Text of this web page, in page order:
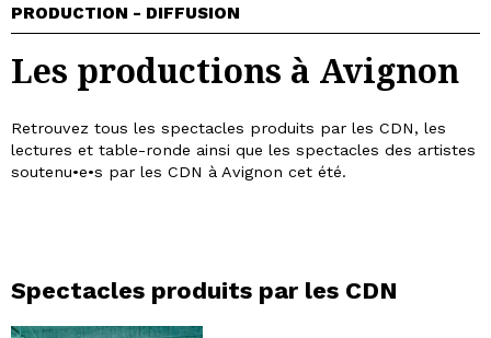
PRODUCTION - DIFFUSION
Les productions à Avignon
Retrouvez tous les spectacles produits par les CDN, les
lectures et table-ronde ainsi que les spectacles des artistes
soutenu•e•s par les CDN à Avignon cet été.
Spectacles produits par les CDN